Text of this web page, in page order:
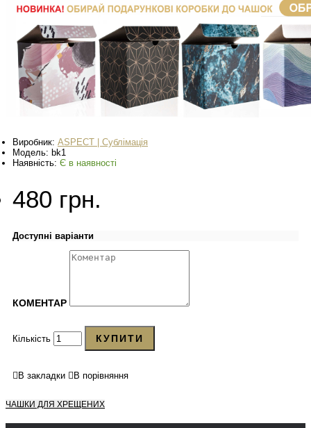
Виробник: ASPECT | Сублімація
Модель: bk1
Наявність: Є в наявності
480 грн.
Доступні варіанти
КОМЕНТАР
Кількість КУПИТИ
В закладки В порівняння
ЧАШКИ ДЛЯ ХРЕЩЕНИХ